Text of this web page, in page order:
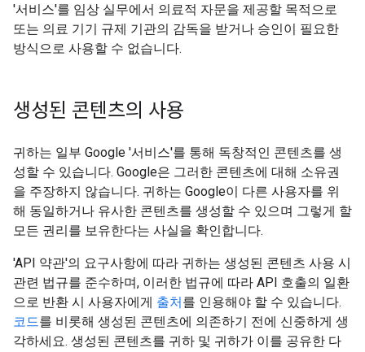
'서비스'를 임상 실무에서 의료적 자문을 제공할 목적으로
또는 의료 기기 규제 기관의 감독을 받거나 승인이 필요한
방식으로 사용할 수 없습니다.
생성된 콘텐츠의 사용
귀하는 일부 Google '서비스'를 통해 독창적인 콘텐츠를 생
성할 수 있습니다. Google은 그러한 콘텐츠에 대해 소유권
을 주장하지 않습니다. 귀하는 Google이 다른 사용자를 위
해 동일하거나 유사한 콘텐츠를 생성할 수 있으며 그렇게 할
모든 권리를 보유한다는 사실을 확인합니다.
'API 약관'의 요구사항에 따라 귀하는 생성된 콘텐츠 사용 시
관련 법규를 준수하며, 이러한 법규에 따라 API 호출의 일환
으로 반환 시 사용자에게 출처를 인용해야 할 수 있습니다.
코드를 비롯해 생성된 콘텐츠에 의존하기 전에 신중하게 생
각하세요. 생성된 콘텐츠를 귀하 및 귀하가 이를 공유한 다